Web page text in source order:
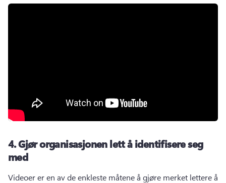
4.Gjør organisasjonen lett å identifisere seg
med
Videoer er en av de enkleste måtene å gjøre merket lettere å